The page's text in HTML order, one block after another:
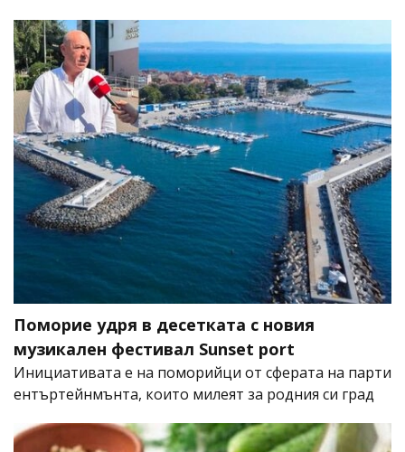
Поморие удря в десетката с новия
музикален фестивал Sunset port
Инициативата е на поморийци от сферата на парти
ентъртейнмънта, които милеят за родния си град